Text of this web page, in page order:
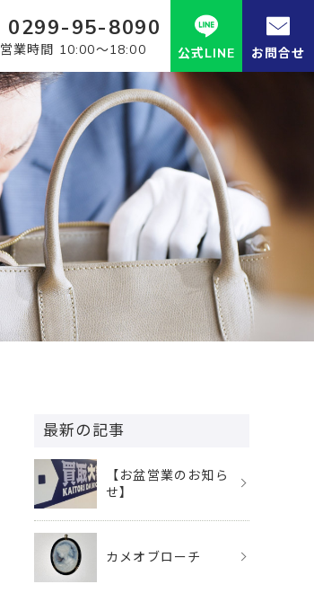
0299-95-8090
営業時間 10:00～18:00 公式LINE お問合せ
最新の記事
【お盆営業のお知ら
せ】
カメオブローチ